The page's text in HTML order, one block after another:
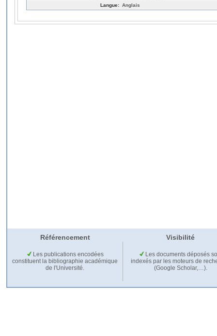
Langue: Anglais
Référencement Visibilité
Les publications encodées
constituent la bibliographie académique
de l'Université.
Les documents déposés
indexés par les moteurs de
(Google Scholar,…).